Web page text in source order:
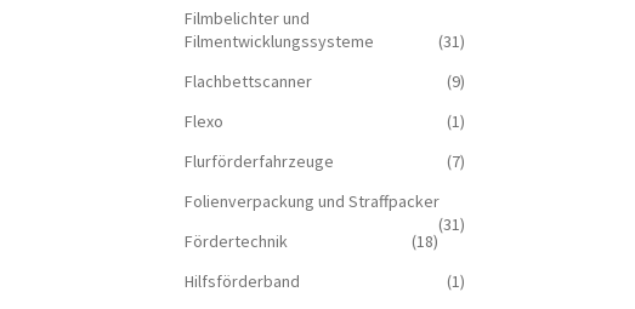
Filmbelichter und
Filmentwicklungssysteme
(31)
Flachbettscanner
(9)
Flexo
(1)
Flurförderfahrzeuge
(7)
Folienverpackung und Straffpacker
(31)
Fördertechnik
(18)
Hilfsförderband
(1)